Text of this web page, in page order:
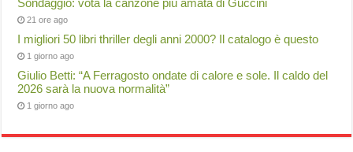
Sondaggio: vota la canzone più amata di Guccini
21 ore ago
I migliori 50 libri thriller degli anni 2000? Il catalogo è questo
1 giorno ago
Giulio Betti: “A Ferragosto ondate di calore e sole. Il caldo del
2026 sarà la nuova normalità”
1 giorno ago